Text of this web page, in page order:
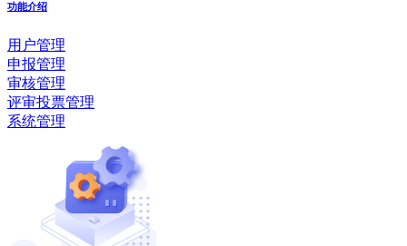
功能介绍
用户管理
申报管理
审核管理
评审投票管理
系统管理